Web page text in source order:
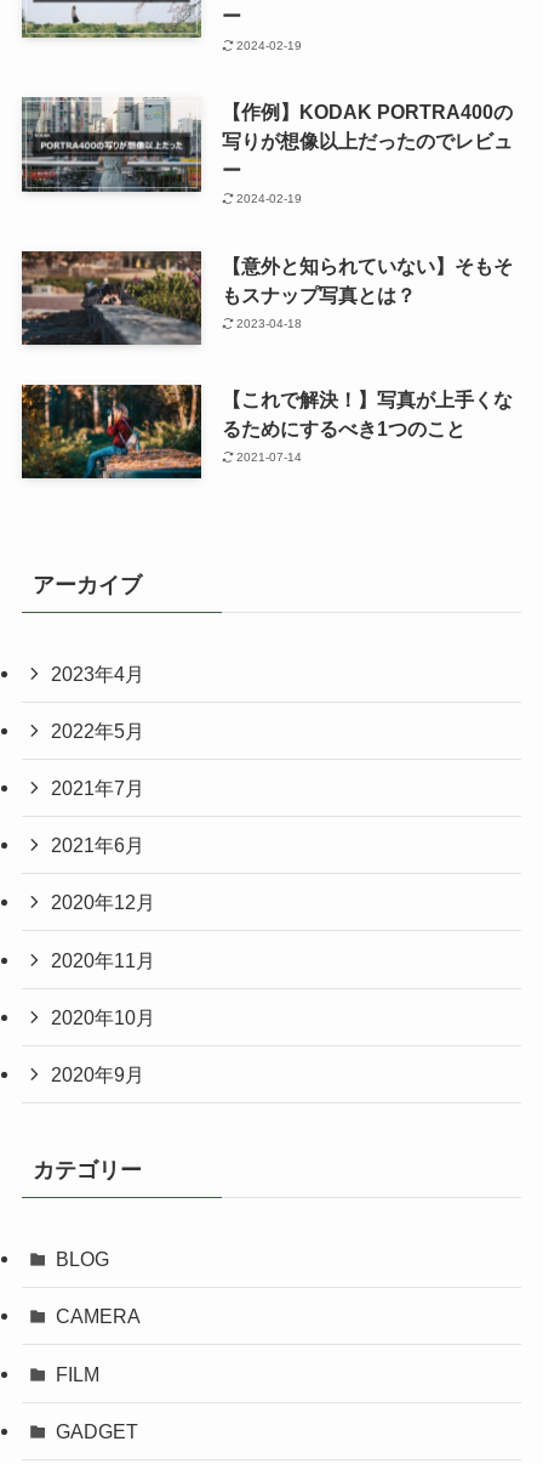
ー
2024-02-19
【作例】KODAK PORTRA400の
写りが想像以上だったのでレビュ
ー
2024-02-19
【意外と知られていない】そもそ
もスナップ写真とは？
2023-04-18
【これで解決！】写真が上手くな
るためにするべき1つのこと
2021-07-14
アーカイブ
2023年4月
2022年5月
2021年7月
2021年6月
2020年12月
2020年11月
2020年10月
2020年9月
カテゴリー
BLOG
CAMERA
FILM
GADGET